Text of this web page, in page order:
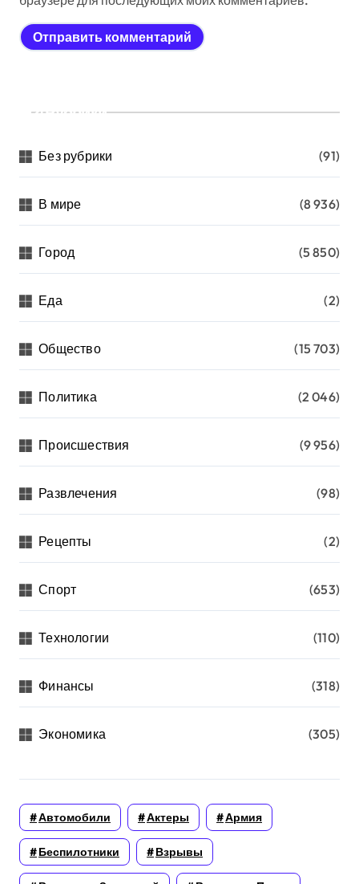
Рубрики
Без рубрики (91)
В мире (8 936)
Город (5 850)
Еда (2)
Общество (15 703)
Политика (2 046)
Происшествия (9 956)
Развлечения (98)
Рецепты (2)
Спорт (653)
Технологии (110)
Финансы (318)
Экономика (305)
Автомобили Актеры Армия
Беспилотники Взрывы